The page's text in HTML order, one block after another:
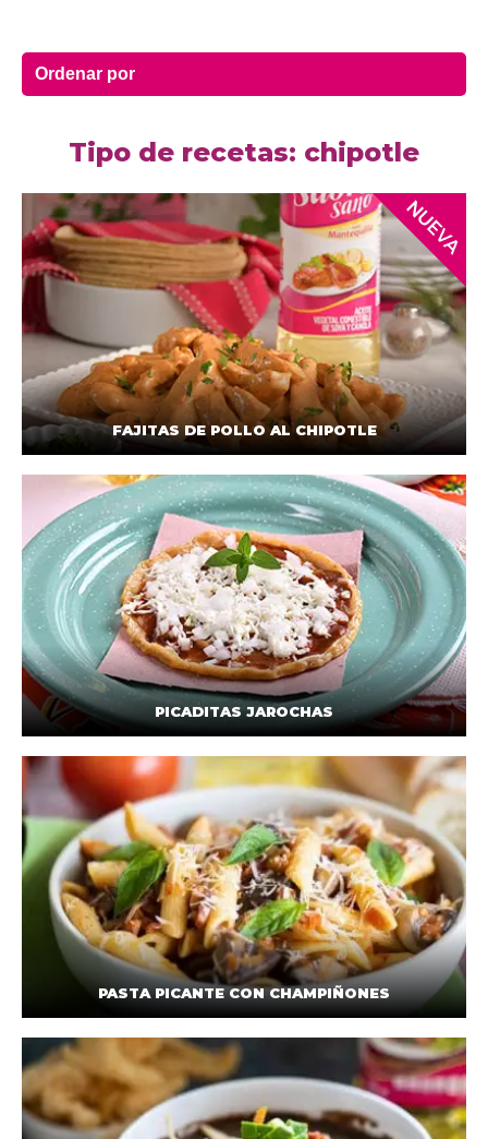
Tipo de recetas: chipotle
FAJITAS DE POLLO AL CHIPOTLE
PICADITAS JAROCHAS
PASTA PICANTE CON CHAMPIÑONES